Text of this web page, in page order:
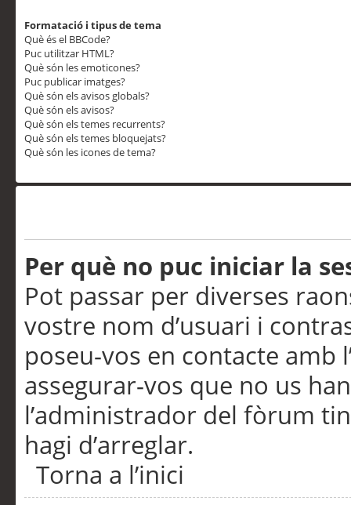
Formatació i tipus de tema
Què és el BBCode?
Puc utilitzar HTML?
Què són les emoticones?
Puc publicar imatges?
Què són els avisos globals?
Què són els avisos?
Què són els temes recurrents?
Què són els temes bloquejats?
Què són les icones de tema?
Per què no puc iniciar la
Pot passar per diverses
vostre nom d’usuari i
poseu-vos en contacte
assegurar-vos que no us
l’administrador del fòrum
hagi d’arreglar.
Torna a l’inici